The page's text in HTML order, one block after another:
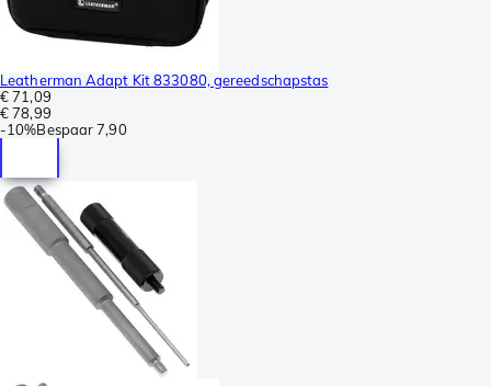
Leatherman Adapt Kit 833080, gereedschapstas
€ 71,09
€ 78,99
-10%Bespaar 7,90